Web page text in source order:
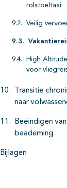
rolstoeltaxi
Veilig
High
voor
Transitie
naar
Beëindigen
beademing
Bijlagen